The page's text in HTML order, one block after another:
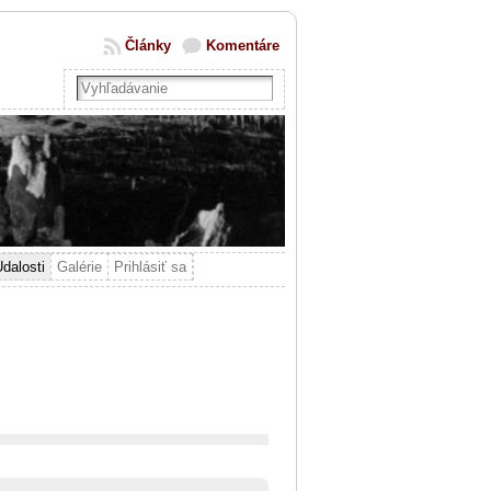
Komentáre
Články
Galérie Prihlásiť sa